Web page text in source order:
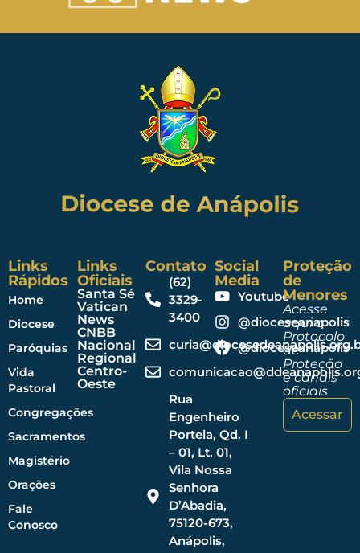
Links
Rápidos
Home
Diocese
Paróquias
Vida
Pastoral
Congregações
Sacramentos
Magistério
Orações
Fale
Conosco
Links
Oficiais
Santa Sé
Vatican
News
CNBB
Nacional
Regional
Centro-
Oeste
Contato
(62)
3329-
3400
Rua
Engenheiro
Portela, Qd. I
– 01, Lt. 01,
Vila Nossa
Senhora
D’Abadia,
75120-673,
Anápolis,
Social
Media
Youtube
@dioceseanapolis
@dioceseanapolis
Proteção
de
Menores
Acesse
aqui o
Protocolo
de
Proteção
e canais
oficiais
Acessar